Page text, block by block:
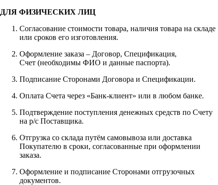
ДЛЯ ФИЗИЧЕСКИХ ЛИЦ
Согласование стоимости товара, наличия товара на складе
или сроков его изготовления.
Оформление заказа – Договор, Спецификация,
Счет (необходимы ФИО и данные паспорта).
Подписание Сторонами Договора и Спецификации.
Оплата Счета через «Банк-клиент» или в любом банке.
Подтверждение поступления денежных средств по Счету
на р/с Поставщика.
Отгрузка со склада путём самовывоза или доставка
Покупателю в сроки, согласованные при оформлении
заказа.
Оформление и подписание Сторонами отгрузочных
документов.